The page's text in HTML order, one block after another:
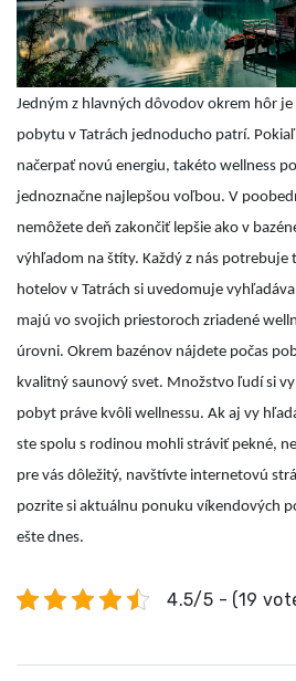
Jedným z hlavných dôvodov okrem hôr je
pobytu v Tatrách jednoducho patrí.
načerpať novú energiu, takéto wellness
jednoznačne najlepšou voľbou. V
nemôžete deň zakončiť lepšie ako v
výhľadom na štíty. Každý z nás
hotelov v Tatrách si uvedomuje
majú vo svojich priestoroch zriadené
úrovni. Okrem bazénov nájdete počas
kvalitný saunový svet. Množstvo ľudí si
pobyt práve kvôli wellnessu. Ak aj vy
ste spolu s rodinou mohli stráviť pekné,
pre vás dôležitý, navštívte internetovú
pozrite si aktuálnu ponuku víkendových
ešte dnes.
4.5/5 - (19